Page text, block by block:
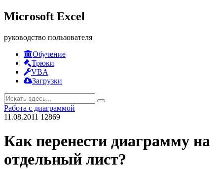
Microsoft Excel
руководство пользователя
Обучение
Трюки
VBA
Загрузки
Работа с диаграммой
11.08.2011 12869
Как перенести диаграмму на
отдельный лист?